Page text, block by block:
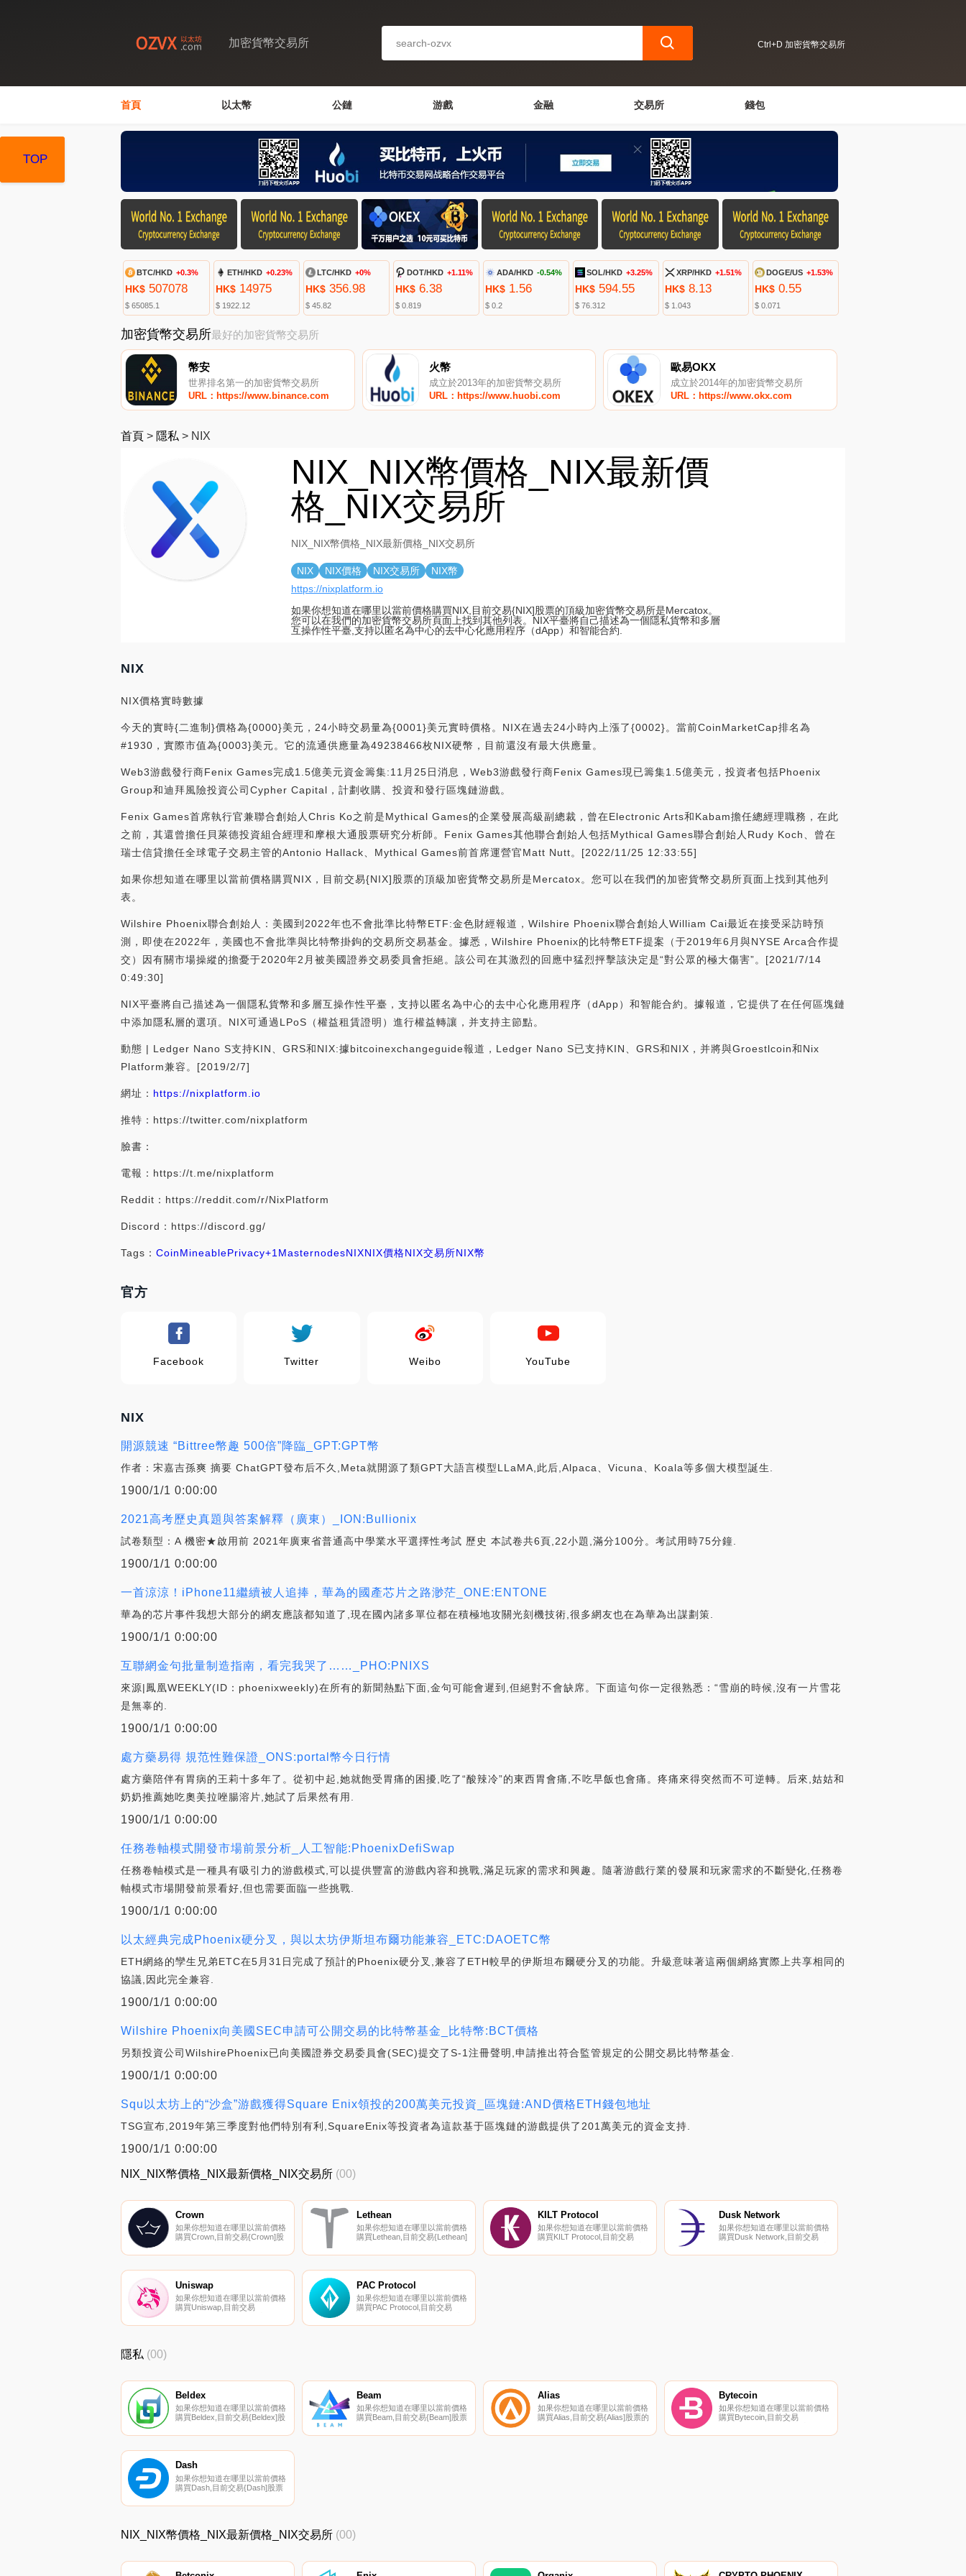
加密貨幣交易所 Ctrl+D 加密貨幣交易所
首頁 以太幣 公鏈 游戲 金融 交易所 錢包
BTC/HKD +0.3%
HK$ 507078
$ 65085.1
ETH/HKD +0.23%
HK$14975
$ 1922.12
LTC/HKD +0%
HK$356.98
$ 45.82
DOT/HKD +1.11%
HK$6.38
$ 0.819
ADA/HKD -0.54%
HK$1.56
$ 0.2
SOL/HKD +3.25%
HK$ 594.55
$ 76.312
XRP/HKD +1.51%
HK$ 8.13
$ 1.043
DOGE/US +1.53%
HK$ 0.55
$ 0.071
加密貨幣交易所最好的加密貨幣交易所
幣安
世界排名第一的加密貨幣交易所
URL：https://www.binance.com
火幣
成立於2013年的加密貨幣交易所
URL：https://www.huobi.com
歐易OKX
成立於2014年的加密貨幣交易所
URL：https://www.okx.com
首頁 > 隱私 > NIX
NIX_NIX幣價格_NIX最新價
格_NIX交易所
NIX_NIX幣價格_NIX最新價格_NIX交易所
NIX NIX價格 NIX交易所
NIX幣
https://nixplatform.io
如果你想知道在哪里以當前價格購買NIX,目前交易{NIX]股票的頂級加密貨幣交易所是Mercatox。
您可以在我們的加密貨幣交易所頁面上找到其他列表。NIX平臺將自己描述為一個隱私貨幣和多層
互操作性平臺,支持以匿名為中心的去中心化應用程序（dApp）和智能合約.
NIX
NIX價格實時數據
今天的實時{二進制}價格為{0000}美元，24小時交易量為{0001}美元實時價格。NIX在過去24小時內上漲了{0002}。當前CoinMarketCap排名為
#1930，實際市值為{0003}美元。它的流通供應量為49238466枚NIX硬幣，目前還沒有最大供應量。
Web3游戲發行商Fenix Games完成1.5億美元資金籌集:11月25日消息，Web3游戲發行商Fenix Games現已籌集1.5億美元，投資者包括Phoenix
Group和迪拜風險投資公司Cypher Capital，計劃收購、投資和發行區塊鏈游戲。
Fenix Games首席執行官兼聯合創始人Chris Ko之前是Mythical Games的企業發展高級副總裁，曾在Electronic Arts和Kabam擔任總經理職務，在此
之前，其還曾擔任貝萊德投資組合經理和摩根大通股票研究分析師。Fenix Games其他聯合創始人包括Mythical Games聯合創始人Rudy Koch、曾在
瑞士信貸擔任全球電子交易主管的Antonio Hallack、Mythical Games前首席運營官Matt Nutt。[2022/11/25 12:33:55]
如果你想知道在哪里以當前價格購買NIX，目前交易{NIX]股票的頂級加密貨幣交易所是Mercatox。您可以在我們的加密貨幣交易所頁面上找到其他列
表。
Wilshire Phoenix聯合創始人：美國到2022年也不會批準比特幣ETF:金色財經報道，Wilshire Phoenix聯合創始人William Cai最近在接受采訪時預
測，即使在2022年，美國也不會批準與比特幣掛鉤的交易所交易基金。據悉，Wilshire Phoenix的比特幣ETF提案（于2019年6月與NYSE Arca合作提
交）因有關市場操縱的擔憂于2020年2月被美國證券交易委員會拒絕。該公司在其激烈的回應中猛烈抨擊該決定是“對公眾的極大傷害”。[2021/7/14
0:49:30]
NIX平臺將自己描述為一個隱私貨幣和多層互操作性平臺，支持以匿名為中心的去中心化應用程序（dApp）和智能合約。據報道，它提供了在任何區塊鏈
中添加隱私層的選項。NIX可通過LPoS（權益租賃證明）進行權益轉讓，并支持主節點。
動態 | Ledger Nano S支持KIN、GRS和NIX:據bitcoinexchangeguide報道，Ledger Nano S已支持KIN、GRS和NIX，并將與Groestlcoin和Nix
Platform兼容。[2019/2/7]
網址： https://nixplatform.io
推特：https://twitter.com/nixplatform
臉書：
電報：https://t.me/nixplatform
Reddit：https://reddit.com/r/NixPlatform
Discord：https://discord.gg/
Tags： CoinMineablePrivacy+1 MasternodesNIXNIX價格NIX交易所NIX幣
官方
Facebook Twitter Weibo YouTube
NIX
開源競速 “Bittree幣趣 500倍”降臨_GPT:GPT幣
作者：宋嘉吉孫爽 摘要 ChatGPT發布后不久,Meta就開源了類GPT大語言模型LLaMA,此后,Alpaca、Vicuna、Koala等多個大模型誕生.
1900/1/1 0:00:00
2021高考歷史真題與答案解釋（廣東）_ION:Bullionix
試卷類型：A 機密★啟用前 2021年廣東省普通高中學業水平選擇性考試 歷史 本試卷共6頁,22小題,滿分100分。考試用時75分鐘.
1900/1/1 0:00:00
一首涼涼！iPhone11繼續被人追捧，華為的國產芯片之路渺茫_ONE:ENTONE
華為的芯片事件我想大部分的網友應該都知道了,現在國內諸多單位都在積極地攻關光刻機技術,很多網友也在為華為出謀劃策.
1900/1/1 0:00:00
互聯網金句批量制造指南，看完我哭了……_PHO:PNIXS
來源|鳳凰WEEKLY(ID：phoenixweekly)在所有的新聞熱點下面,金句可能會遲到,但絕對不會缺席。下面這句你一定很熟悉：“雪崩的時候,沒有一片雪花
是無辜的.
1900/1/1 0:00:00
處方藥易得 規范性難保證_ONS:portal幣今日行情
處方藥陪伴有胃病的王莉十多年了。從初中起,她就飽受胃痛的困擾,吃了“酸辣冷”的東西胃會痛,不吃早飯也會痛。疼痛來得突然而不可逆轉。后來,姑姑和
奶奶推薦她吃奧美拉唑腸溶片,她試了后果然有用.
1900/1/1 0:00:00
任務卷軸模式開發市場前景分析_人工智能:PhoenixDefiSwap
任務卷軸模式是一種具有吸引力的游戲模式,可以提供豐富的游戲內容和挑戰,滿足玩家的需求和興趣。隨著游戲行業的發展和玩家需求的不斷變化,任務卷
軸模式市場開發前景看好,但也需要面臨一些挑戰.
1900/1/1 0:00:00
以太經典完成Phoenix硬分叉，與以太坊伊斯坦布爾功能兼容_ETC:DAOETC幣
ETH網絡的孿生兄弟ETC在5月31日完成了預計的Phoenix硬分叉,兼容了ETH較早的伊斯坦布爾硬分叉的功能。升級意味著這兩個網絡實際上共享相同的
協議,因此完全兼容.
1900/1/1 0:00:00
Wilshire Phoenix向美國SEC申請可公開交易的比特幣基金_比特幣:BCT價格
另類投資公司WilshirePhoenix已向美國證券交易委員會(SEC)提交了S-1注冊聲明,申請推出符合監管規定的公開交易比特幣基金.
1900/1/1 0:00:00
Squ以太坊上的“沙盒”游戲獲得Square Enix領投的200萬美元投資_區塊鏈:AND價格ETH錢包地址
TSG宣布,2019年第三季度對他們特別有利,SquareEnix等投資者為這款基于區塊鏈的游戲提供了201萬美元的資金支持.
1900/1/1 0:00:00
TOP
NIX_NIX幣價格_NIX最新價格_NIX交易所 (00)
Crown
如果你想知道在哪里以當前價格
購買Crown,目前交易{Crown]股
Bittrex和SouthXchange。您可
Lethean
如果你想知道在哪里以當前價格
購買Lethean,目前交易{Lethean]
TradeOgre。您可以在我們的加
密貨幣。用戶可以通過挖掘過程
生成LTHN.
KILT Protocol
如果你想知道在哪里以當前價格
購買KILT Protocol,目前交易
貨幣交易所是Gate.io、MEXC、
Dusk Network
如果你想知道在哪里以當前價格
購買Dusk Network,目前交易
貨幣交易所是Binance、Bitrue、
Uniswap
如果你想知道在哪里以當前價格
購買Uniswap,目前交易
交易所是Binance、OKX、
PAC Protocol
如果你想知道在哪里以當前價格
購買PAC Protocol,目前交易
貨幣交易所是Bitrue、MEXC、
TOP
隱私 (00)
Beldex
如果你想知道在哪里以當前價格
購買Beldex,目前交易{Beldex]股
KuCoin、Gate.io、MEXC、
到其他列表.
Beam
如果你想知道在哪里以當前價格
購買Beam,目前交易{Beam]股票
CoinW、Gate.io、BitForex、
Alias
如果你想知道在哪里以當前價格
購買Alias,目前交易{Alias]股票的
Global、SouthXchange、
Bytecoin
如果你想知道在哪里以當前價格
購買Bytecoin,目前交易
交易所是Gate.io、HitBTC和
Dash
如果你想知道在哪里以當前價格
購買Dash,目前交易{Dash]股票
Binance、OKX、Deepcoin、
他列表.
TOP
NIX_NIX幣價格_NIX最新價格_NIX交易所 (00)